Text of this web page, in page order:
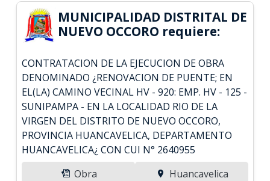
MUNICIPALIDAD DISTRITAL DE
NUEVO OCCORO requiere:
CONTRATACION DE LA EJECUCION DE OBRA
DENOMINADO ¿RENOVACION DE PUENTE; EN
EL(LA) CAMINO VECINAL HV - 920: EMP. HV - 125 -
SUNIPAMPA - EN LA LOCALIDAD RIO DE LA
VIRGEN DEL DISTRITO DE NUEVO OCCORO,
PROVINCIA HUANCAVELICA, DEPARTAMENTO
HUANCAVELICA¿ CON CUI N° 2640955
Obra
Huancavelica